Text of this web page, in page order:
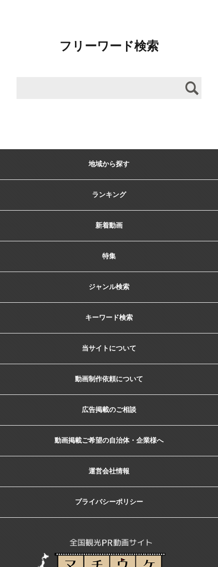
フリーワード検索
地域から探す
ランキング
新着動画
特集
ジャンル検索
キーワード検索
当サイトについて
動画制作依頼について
広告掲載のご相談
動画掲載ご希望の自治体・企業様へ
運営会社情報
プライバシーポリシー